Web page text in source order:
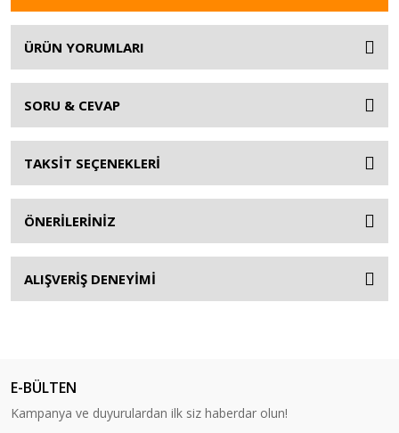
ÜRÜN YORUMLARI
SORU & CEVAP
TAKSİT SEÇENEKLERİ
ÖNERİLERİNİZ
ALIŞVERİŞ DENEYİMİ
E-BÜLTEN
Kampanya ve duyurulardan ilk siz haberdar olun!